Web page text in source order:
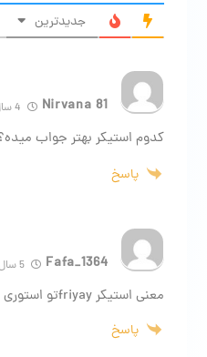
جدیدترین
Nirvana 81
کدوم استیکر بهتر جواب
پاسخ
Fafa_1364
معنی استیکر friyayتو استوری چیه؟
پاسخ